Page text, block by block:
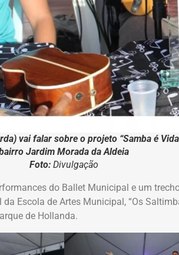
vai falar sobre o projeto “Samba é
Jardim Morada da Aldeia
Foto: Divulgação
do Ballet Municipal e um
Escola de Artes Municipal, “Os
de Hollanda.